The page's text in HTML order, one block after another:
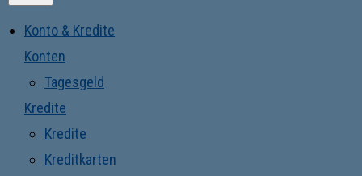
Konto & Kredite
Konten
Tagesgeld
Kredite
Kredite
Kreditkarten